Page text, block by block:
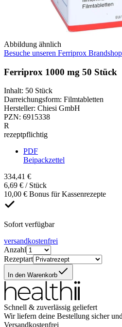
Abbildung ähnlich
Besuche unseren Ferriprox Brandshop
Ferriprox 1000 mg 50 Stück
Inhalt: 50 Stück
Darreichungsform: Filmtabletten
Hersteller: Chiesi GmbH
PZN: 6915338
R
rezeptpflichtig
PDF
Beipackzettel
334,41 €
6,69 € / Stück
10,00 € Bonus für Kassenrezepte
Sofort verfügbar
versandkostenfrei
Anzahl
Rezeptart
In den Warenkorb
Schnell & zuverlässig geliefert
Wir liefern deine Bestellung sicher und
Versandkostenfrei